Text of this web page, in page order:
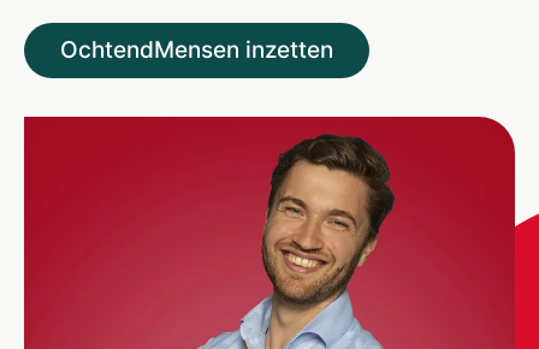
OchtendMensen inzetten